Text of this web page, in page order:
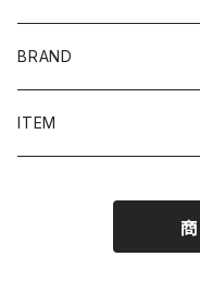
BRAND
NIKE
ITEM